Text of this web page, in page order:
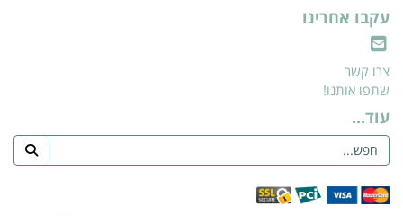
עקבו אחרינו
צרו קשר
שתפו אותנו!
עוד...